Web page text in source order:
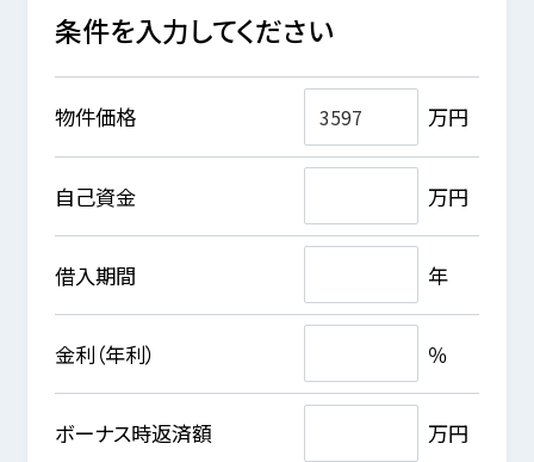
条件を入力してください
物件価格 万円
自己資金 万円
借入期間 年
金利（年利） ％
ボーナス時返済額 万円